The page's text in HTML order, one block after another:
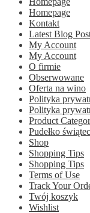
Homepage
Kontakt
Latest Blog
My Account
My Account
O firmie
Obserwowane
Oferta na wino
Polityka
Polityka
Product
Pudełko
Shop
Shopping Tips
Shopping Tips
Terms of Use
Track Your
Twój koszyk
Wishlist